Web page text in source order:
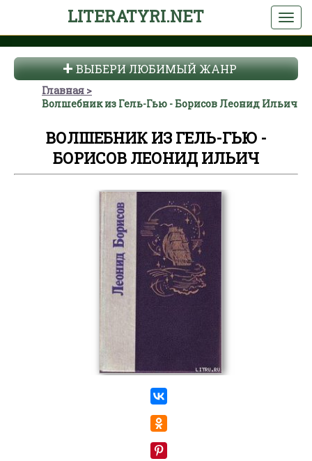
LITERATYRI.NET
ВЫБЕРИ ЛЮБИМЫЙ ЖАНР
Главная
Волшебник из Гель-Гью - Борисов Леонид Ильич
ВОЛШЕБНИК ИЗ ГЕЛЬ-ГЬЮ -
БОРИСОВ ЛЕОНИД ИЛЬИЧ